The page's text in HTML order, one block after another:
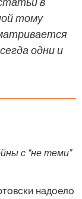
тому
одни и
с “не теми”
надоело